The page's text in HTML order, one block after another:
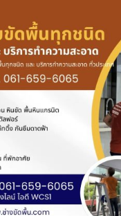
ขัดพื้นหินขัด อบต.แหลมบัว